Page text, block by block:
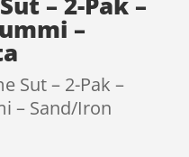
–
Sut – 2-Pak –
– Sand/Iron